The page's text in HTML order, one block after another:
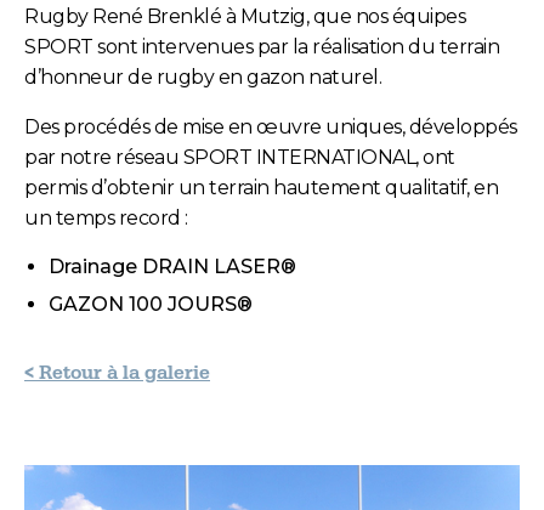
Rugby René Brenklé à Mutzig, que nos équipes
SPORT sont intervenues par la réalisation du terrain
d’honneur de rugby en gazon naturel.
Des procédés de mise en œuvre uniques, développés
par notre réseau SPORT INTERNATIONAL, ont
permis d’obtenir un terrain hautement qualitatif, en
un temps record :
Drainage DRAIN LASER®
GAZON 100 JOURS®
< Retour à la galerie